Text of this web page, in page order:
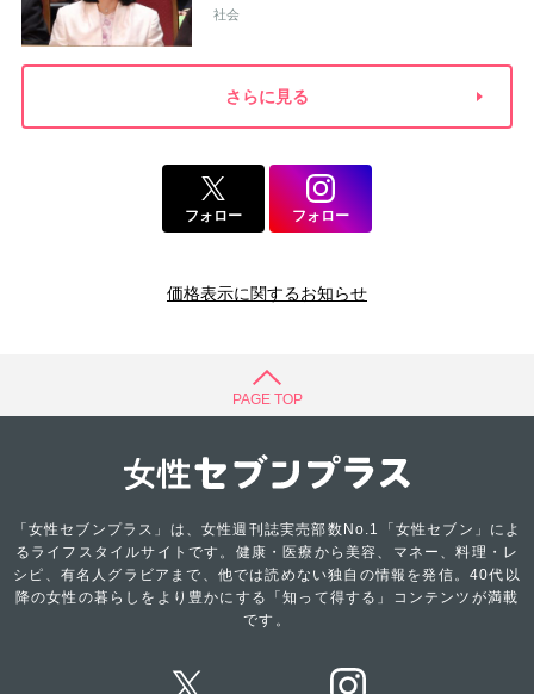
太くん」「野球部エース」「華道家元
社会
さらに見る
フォロー フォロー
価格表示に関するお知らせ
PAGE TOP
「女性セブンプラス」は、女性週刊誌実売部数No.1「女性セブン」によ
るライフスタイルサイトです。健康・医療から美容、マネー、料理・レ
シピ、有名人グラビアまで、他では読めない独自の情報を発信。40代以
降の女性の暮らしをより豊かにする「知って得する」コンテンツが満載
です。